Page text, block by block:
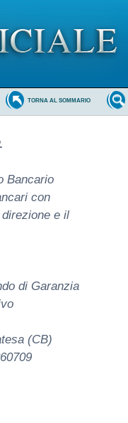
TORNA AL SOMMARIO
Bancario
con
e il
di Garanzia
(CB)